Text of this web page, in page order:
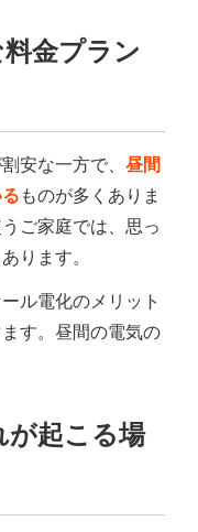
金プラン
安な一方で、 昼間
ものが多くありま
ご家庭では、思っ
ります。
ル電化のメリット
す。昼間の電気の
が起こる場